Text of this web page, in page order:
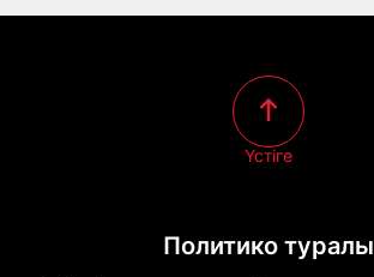
Политико туралы
Үстіге